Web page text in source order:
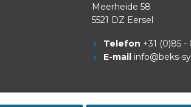
Meerheide 58
5521 DZ Eersel
Telefon +31 (0)85 -
E-mail info@beks-